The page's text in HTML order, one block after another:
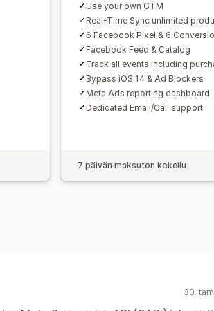
Use your own GTM
Real-Time Sync unlimited
6 Facebook Pixel & 6
Facebook Feed & Catalog
Track all events including
Bypass iOS 14 & Ad Blockers
Meta Ads reporting dashboard
Dedicated Email/Call support
7 päivän maksuton kokeilu
30.